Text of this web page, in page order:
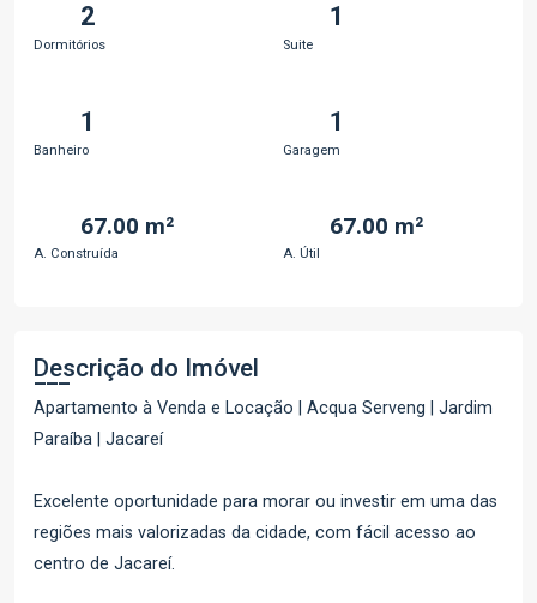
2
Dormitórios
1
Suite
1
Banheiro
1
Garagem
67.00 m²
A. Construída
67.00 m²
A. Útil
Descrição do Imóvel
Apartamento à Venda e Locação | Acqua Serveng | Jardim
Paraíba | Jacareí
Excelente oportunidade para morar ou investir em uma das
regiões mais valorizadas da cidade, com fácil acesso ao
centro de Jacareí.